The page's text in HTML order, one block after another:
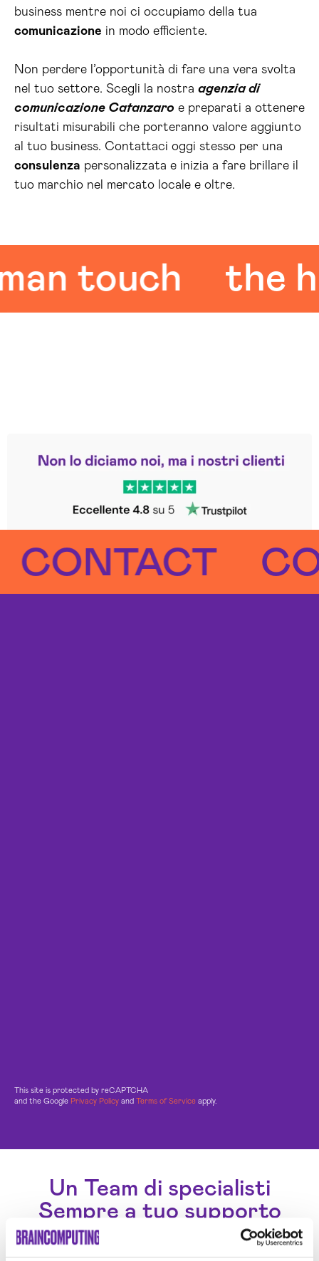
business mentre noi ci occupiamo della tua
comunicazione in modo efficiente.
Non perdere l’opportunità di fare una vera svolta
nel tuo settore. Scegli la nostra agenzia di
comunicazione Catanzaro e preparati a ottenere
risultati misurabili che porteranno valore aggiunto
al tuo business. Contattaci oggi stesso per una
consulenza personalizzata e inizia a fare brillare il
tuo marchio nel mercato locale e oltre.
touch the
Trustpilot
This site is protected by reCAPTCHA
and the Google Privacy Policy and Terms of Service apply.
Un Team di specialisti
Sempre a tuo supporto